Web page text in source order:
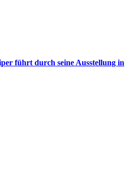
führt durch seine Ausstellung in